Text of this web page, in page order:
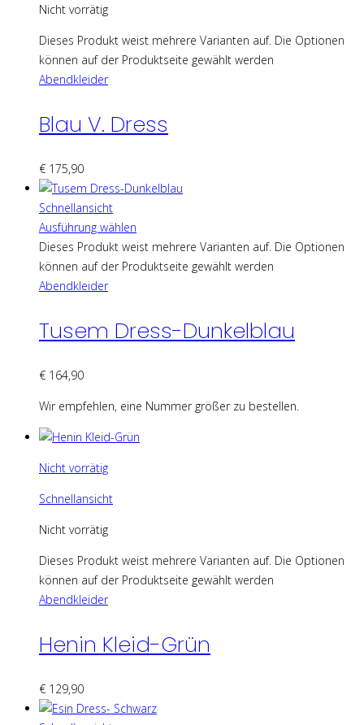
Nicht vorrätig
Dieses Produkt weist mehrere Varianten auf. Die Optionen
können auf der Produktseite gewählt werden
Abendkleider
Blau V. Dress
€ 175,90
Schnellansicht
Ausführung wählen
Dieses Produkt weist mehrere Varianten auf. Die Optionen
können auf der Produktseite gewählt werden
Abendkleider
Tusem Dress-Dunkelblau
€ 164,90
Wir empfehlen, eine Nummer größer zu bestellen.
Nicht vorrätig
Schnellansicht
Nicht vorrätig
Dieses Produkt weist mehrere Varianten auf. Die Optionen
können auf der Produktseite gewählt werden
Abendkleider
Henin Kleid-Grün
€ 129,90